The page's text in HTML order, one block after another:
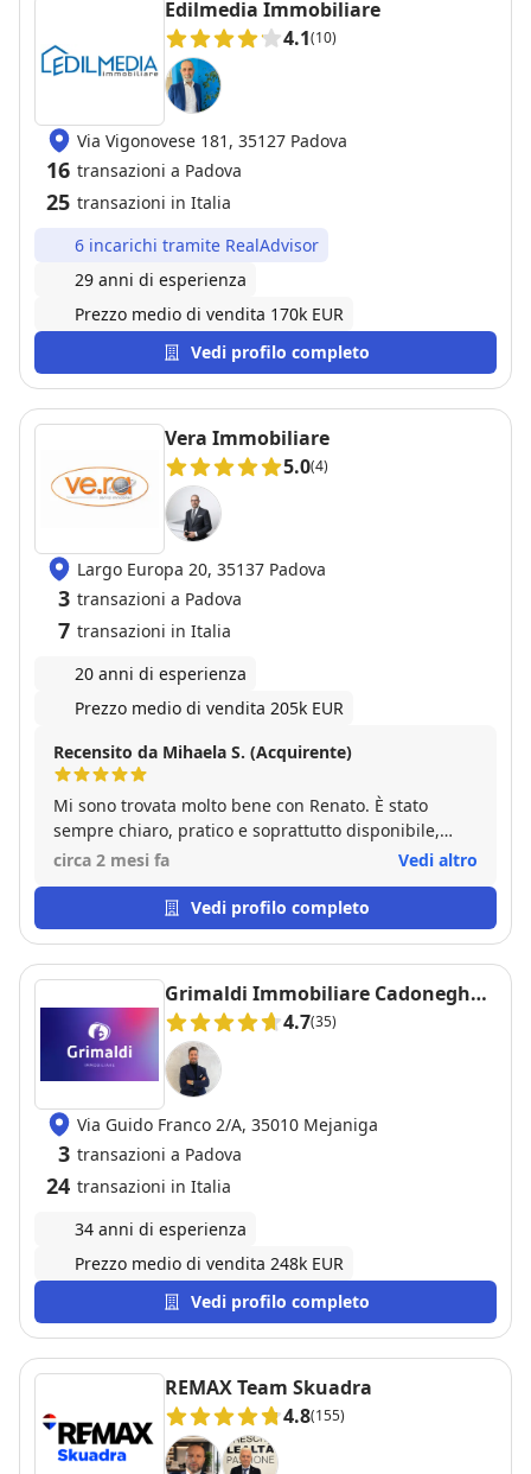
comunicazioni e pronto a chiarire qualsiasi dubbio,
mi ha trasmesso sicurezza e fiducia anche nei
momenti più delicati della trattativa. La sua
esperienza, unita a serietà e correttezza, ha reso un
percorso complesso molto più semplice e sereno.
Consiglio vivamente Romano a chiunque stia
cercando un professionista affidabile e preparato nel
settore immobiliare. Grazie per l’ottimo lavoro svolto.
Edilmedia Immobiliare
4.1(10)
Via Vigonovese 181, 35127 Padova
16 transazioni a Padova
25 transazioni in Italia
6 incarichi tramite RealAdvisor
29 anni di esperienza
Prezzo medio di vendita 170k EUR
Vedi profilo completo
Vera Immobiliare
5.0(4)
Largo Europa 20, 35137 Padova
3 transazioni a Padova
7 transazioni in Italia
20 anni di esperienza
Prezzo medio di vendita 205k EUR
Recensito da Mihaela S. (Acquirente)
Mi sono trovata molto bene con Renato. È stato
sempre chiaro, pratico e soprattutto disponibile,
gestendo tutto in modo fluido e senza alcun tipo di
rendendo la compravendita semplice e serena.
Esperienza molto positiva.
circa 2 mesi fa Vedi altro
Vedi profilo completo
Grimaldi Immobiliare Cadoneghe
PD
4.7(35)
Via Guido Franco 2/A, 35010 Mejaniga
3 transazioni a Padova
24 transazioni in Italia
34 anni di esperienza
Prezzo medio di vendita 248k EUR
Vedi profilo completo
REMAX Team Skuadra
4.8(155)